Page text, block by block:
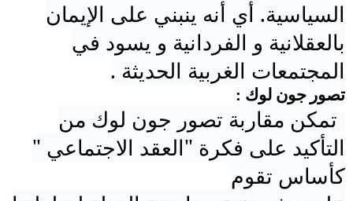
السياسية. أي أنه ينبني على الإيمان
بالعقلانية و الفردانية و يسود في
المجتمعات الغربية الحديثة .
تصور جون لوك :
تمكن مقاربة تصور جون لوك من
التأكيد على فكرة "العقد الاجتماعي "
كأساس تقوم